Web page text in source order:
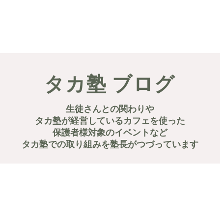
タカ塾 ブログ
生徒さんとの関わりや
​タカ塾が経営しているカフェを使った
​保護者様対象のイベントなど
タカ塾での取り組みを塾長がつづっています